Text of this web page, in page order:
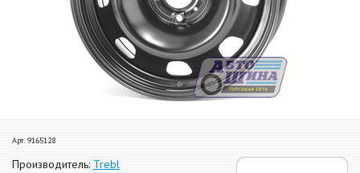
Арт. 9165128
Производитель: Trebl